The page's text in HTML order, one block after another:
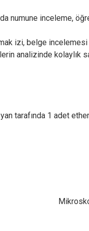
numune inceleme,
izi, belge
analizinde kolaylık
tarafında 1 adet